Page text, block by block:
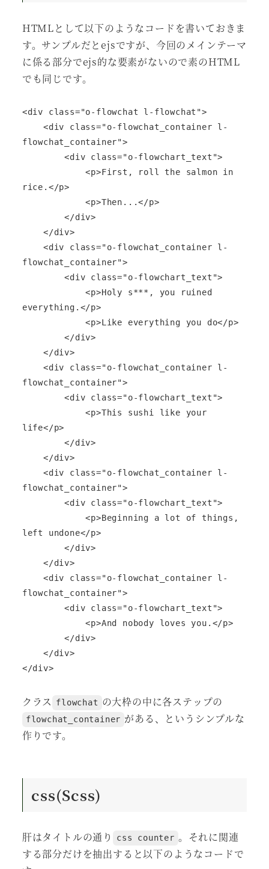
HTMLとして以下のようなコードを書いておきま
す。サンプルだとejsですが、今回のメインテーマ
に係る部分でejs的な要素がないので素のHTML
でも同じです。
<div class="o-flowchat l-flowchat">
flowchat_container">
        <div class="o-flowchart_text">
            <p>First, roll the salmon in
rice.</p>
            <p>Then...</p>
        </div>
flowchat_container">
        <div class="o-flowchart_text">
            <p>Holy s***, you ruined
everything.</p>
            <p>Like everything you do</p>
        </div>
flowchat_container">
        <div class="o-flowchart_text">
            <p>This sushi like your
life</p>
        </div>
flowchat_container">
        <div class="o-flowchart_text">
            <p>Beginning a lot of things,
left undone</p>
        </div>
flowchat_container">
        <div class="o-flowchart_text">
            <p>And nobody loves you.</p>
        </div>
</div>
クラス flowchat の大枠の中に各ステップの
flowchat_container がある、というシンプルな
作りです。
css(Scss)
肝はタイトルの通り css counter 。それに関連
する部分だけを抽出すると以下のようなコードで